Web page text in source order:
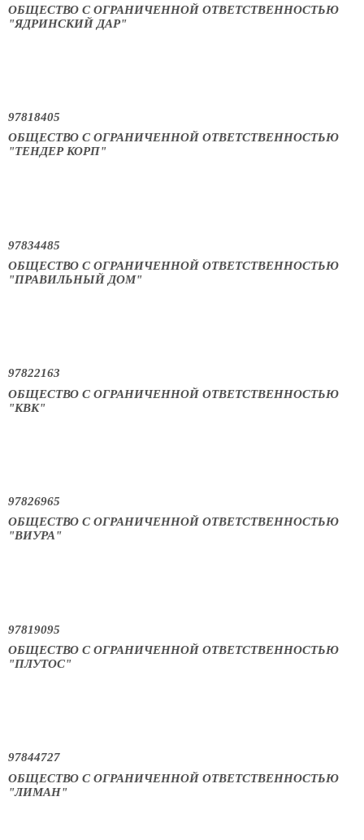
ОБЩЕСТВО С ОГРАНИЧЕННОЙ ОТВЕТСТВЕННОСТЬЮ
"ЯДРИНСКИЙ ДАР"
97818405
ОБЩЕСТВО С ОГРАНИЧЕННОЙ ОТВЕТСТВЕННОСТЬЮ
"ТЕНДЕР КОРП"
97834485
ОБЩЕСТВО С ОГРАНИЧЕННОЙ ОТВЕТСТВЕННОСТЬЮ
"ПРАВИЛЬНЫЙ ДОМ"
97822163
ОБЩЕСТВО С ОГРАНИЧЕННОЙ ОТВЕТСТВЕННОСТЬЮ
"КВК"
97826965
ОБЩЕСТВО С ОГРАНИЧЕННОЙ ОТВЕТСТВЕННОСТЬЮ
"ВИУРА"
97819095
ОБЩЕСТВО С ОГРАНИЧЕННОЙ ОТВЕТСТВЕННОСТЬЮ
"ПЛУТОС"
97844727
ОБЩЕСТВО С ОГРАНИЧЕННОЙ ОТВЕТСТВЕННОСТЬЮ
"ЛИМАН"